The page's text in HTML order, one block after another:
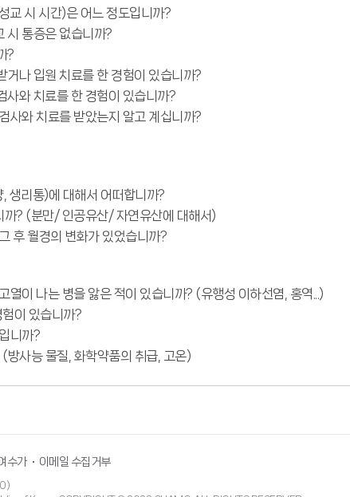
교 시 시간)은 어느 정도입니까?
시 통증은 없습니까?
?
거나 입원 치료를 한 경험이 있습니까?
사와 치료를 한 경험이 있습니까?
사와 치료를 받았는지 알고 계십니까?
생리통)에 대해서 어떠합니까?
까? (분만/ 인공유산/ 자연유산에 대해서)
후 월경의 변화가 있었습니까?
열이 나는 병을 앓은 적이 있습니까? (유행성 이하선염, 홍역...)
이 있습니까?
니까?
방사능 물질, 화학약품의 취급, 고온)
수가 이메일 수집거부